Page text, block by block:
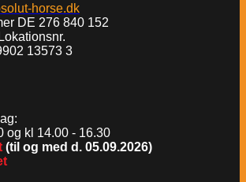
horse.dk
DE 276 840 152
13573 3
og kl 14.00 - 16.30
(til og med d. 05.09.2026)